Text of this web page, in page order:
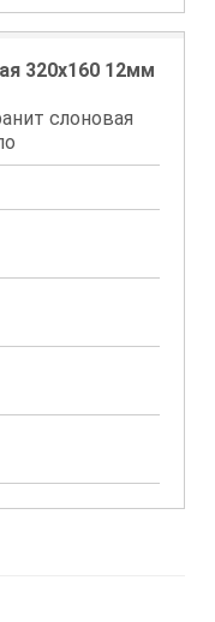
320x160 12мм
слоновая